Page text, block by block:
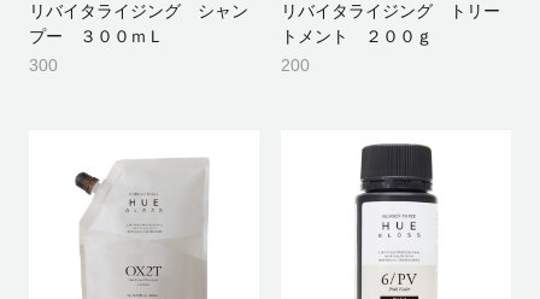
リバイタライジング シャン
プー ３００ｍＬ
300
リバイタライジング トリー
トメント ２００ｇ
200